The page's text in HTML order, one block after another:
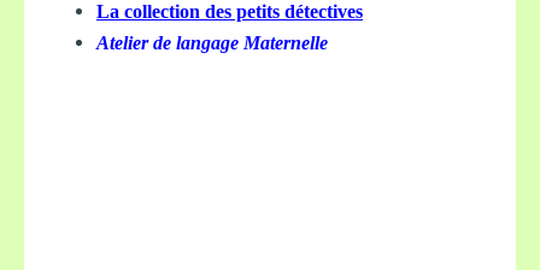
La collection des petits détectives
Atelier de langage Maternelle